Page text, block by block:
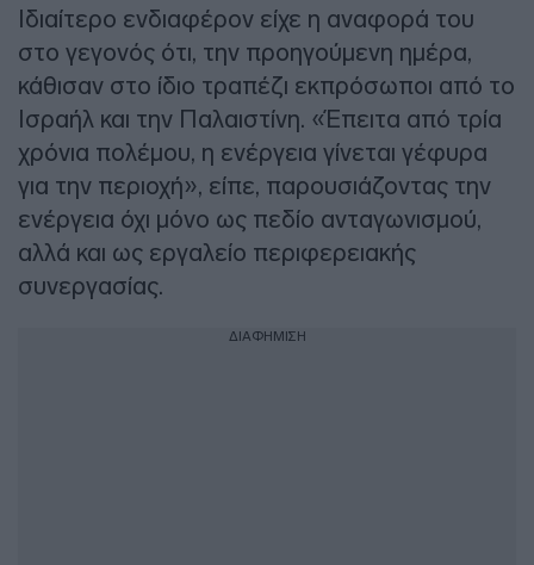
Ιδιαίτερο ενδιαφέρον είχε η αναφορά του
στο γεγονός ότι, την προηγούμενη ημέρα,
κάθισαν στο ίδιο τραπέζι εκπρόσωποι από το
Ισραήλ και την Παλαιστίνη. «Έπειτα από τρία
χρόνια πολέμου, η ενέργεια γίνεται γέφυρα
για την περιοχή», είπε, παρουσιάζοντας την
ενέργεια όχι μόνο ως πεδίο ανταγωνισμού,
αλλά και ως εργαλείο περιφερειακής
συνεργασίας.
ΔΙΑΦΗΜΙΣΗ